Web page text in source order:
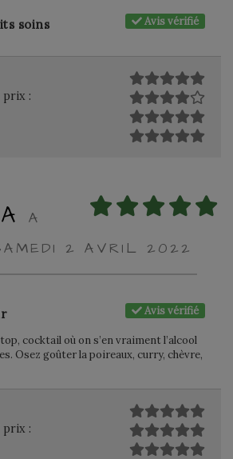
Avis vérifié
soins
:
A
2 AVRIL 2022
Avis vérifié
cocktail où on s’en vraiment l’alcool
Osez goûter la poireaux, curry, chèvre,
: